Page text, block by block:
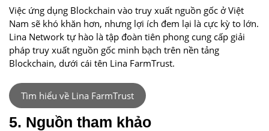
Việc ứng dụng Blockchain vào truy xuất nguồn gốc ở Việt
Nam sẽ khó khăn hơn, nhưng lợi ích đem lại là cực kỳ to lớn.
Lina Network tự hào là tập đoàn tiên phong cung cấp giải
pháp truy xuất nguồn gốc minh bạch trên nền tảng
Blockchain, dưới cái tên Lina FarmTrust.
Tìm hiểu về Lina FarmTrust
5. Nguồn tham khảo